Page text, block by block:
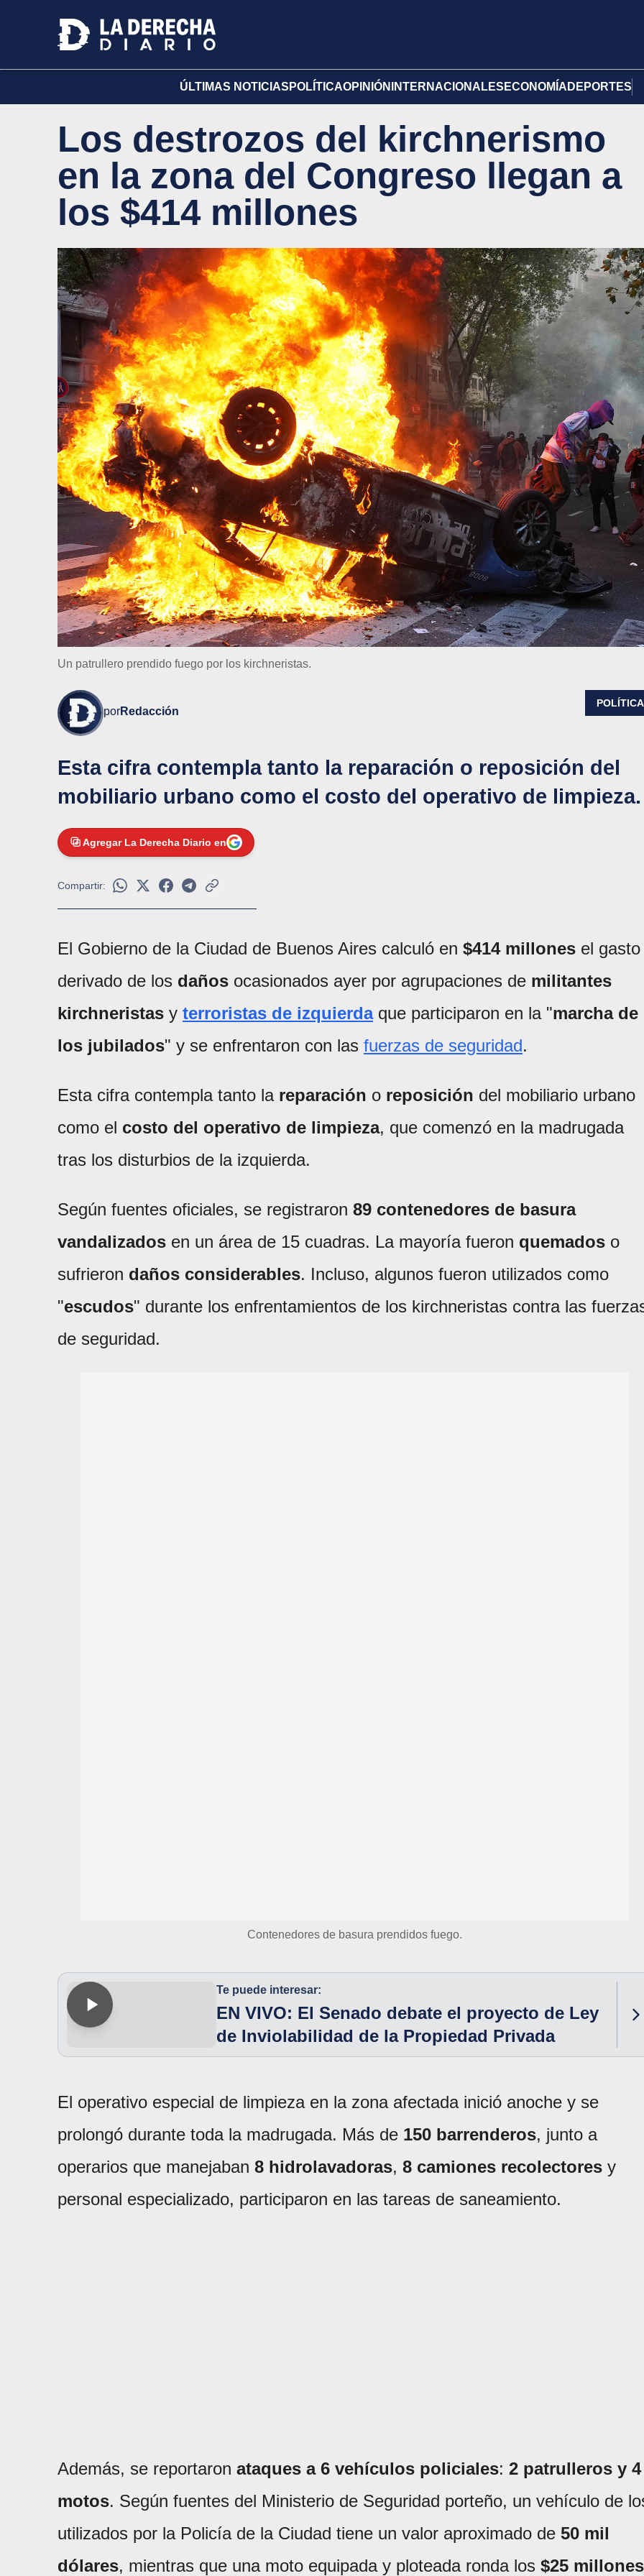
ÚLTIMAS NOTICIAS POLÍTICAOPINIÓN INTERNACIONALES ECONOMÍA DEPORTES
Los destrozos del kirchnerismo
en la zona del Congreso llegan a
los $414 millones
Un patrullero prendido fuego por los kirchneristas.
porRedacción
POLÍTICA
Esta cifra contempla tanto la reparación o reposición del
mobiliario urbano como el costo del operativo de limpieza.
Agregar La Derecha Diario en
Compartir:
El Gobierno de la Ciudad de Buenos Aires calculó en $414 millones el gasto
derivado de los daños ocasionados ayer por agrupaciones de militantes
kirchneristas y terroristas de izquierdaque participaron en la "marcha de
los jubilados" y se enfrentaron con las fuerzas de seguridad.
Esta cifra contempla tanto la reparación o reposición del mobiliario urbano
como el costo del operativo de limpieza, que comenzó en la madrugada
tras los disturbios de la izquierda.
Según fuentes oficiales, se registraron 89 contenedores de basura
vandalizados en un área de 15 cuadras. La mayoría fueron quemados o
sufrieron daños considerables. Incluso, algunos fueron utilizados como
"escudos" durante los enfrentamientos de los kirchneristas contra las
de seguridad.
Contenedores de basura prendidos fuego.
Te puede interesar:
EN VIVO: El Senado debate el proyecto de Ley
de Inviolabilidad de la Propiedad Privada
El operativo especial de limpieza en la zona afectada inició anoche y se
prolongó durante toda la madrugada. Más de 150 barrenderos, junto a
operarios que manejaban 8 hidrolavadoras, 8 camiones recolectores y
personal especializado, participaron en las tareas de saneamiento.
Además, se reportaron ataques a 6 vehículos policiales: 2 patrulleros y 4
motos. Según fuentes del Ministerio de Seguridad porteño, un vehículo de
utilizados por la Policía de la Ciudad tiene un valor aproximado de 50 mil
dólares, mientras que una moto equipada y ploteada ronda los $25 millones